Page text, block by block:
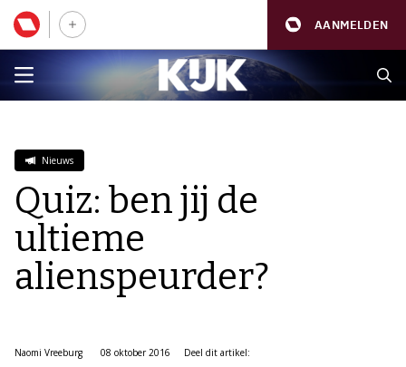
AANMELDEN
Nieuws
Quiz: ben jij de
ultieme
alienspeurder?
Naomi Vreeburg
08 oktober 2016
Deel dit artikel: